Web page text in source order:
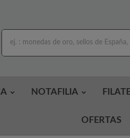
NOTAFILIA
OFERTAS